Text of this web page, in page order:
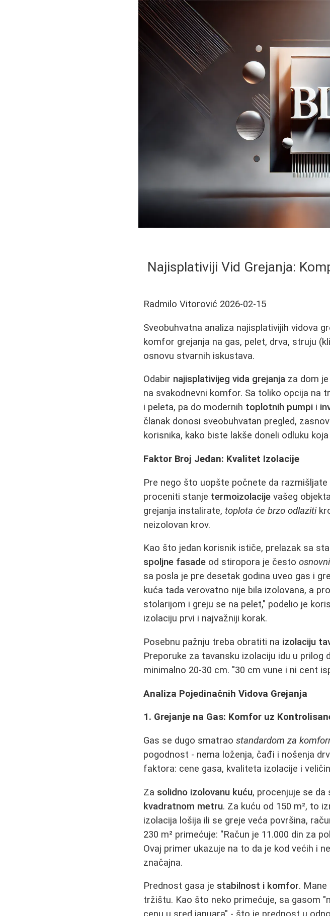
Najisplativiji Vid Grejanja:
Radmilo Vitorović 2026-02-15
Sveobuhvatna analiza najisplativijih vidova
komfor grejanja na gas, pelet, drva, struju
osnovu stvarnih iskustava.
Odabir najisplativijeg vida grejanja za dom
na svakodnevni komfor. Sa toliko opcija na
i peleta, pa do modernih toplotnih pumpi i
članak donosi sveobuhvatan pregled,
korisnika, kako biste lakše doneli odluku
Faktor Broj Jedan: Kvalitet Izolacije
Pre nego što uopšte počnete da
proceniti stanje termoizolacije vašeg
grejanja instalirate,toplota će brzo odlaziti
neizolovan krov.
Kao što jedan korisnik ističe, prelazak sa
spoljne fasade od stiropora je često
sa posla je pre desetak godina uveo gas i
kuća tada verovatno nije bila izolovana, a
stolarijom i greju se na pelet," podelio je
izolaciju prvi i najvažniji korak.
Posebnu pažnju treba obratiti na izolaciju
Preporuke za tavansku izolaciju idu u prilog
minimalno 20-30 cm. "30 cm vune i ni cent
Analiza Pojedinačnih Vidova Grejanja
1. Grejanje na Gas: Komfor uz
Gas se dugo smatraostandardom za
pogodnost - nema loženja, čađi i nošenja
faktora: cene gasa, kvaliteta izolacije i
Za solidno izolovanu kuću, procenjuje se
kvadratnom metru. Za kuću od 150 m², to
izolacija lošija ili se greje veća površina,
230 m² primećuje: "Račun je 11.000 din za
Ovaj primer ukazuje na to da je kod većih i
značajna.
Prednost gasa je stabilnost i komfor.
tržištu. Kao što neko primećuje, sa gasom